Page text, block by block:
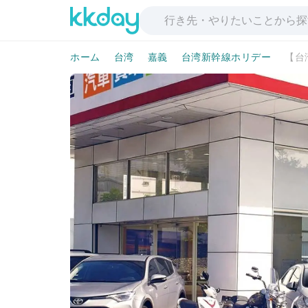
ホーム 台湾 嘉義 台湾新幹線ホリデー